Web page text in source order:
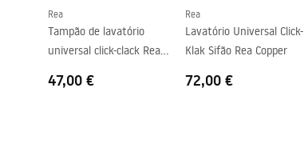
Furo de transbordamento
Rea
Tampão de lavatório
universal click-clack Rea
47,00 €
Rea
Lavatório Universal Click-
Klak Sifão Rea Copper
72,00 €